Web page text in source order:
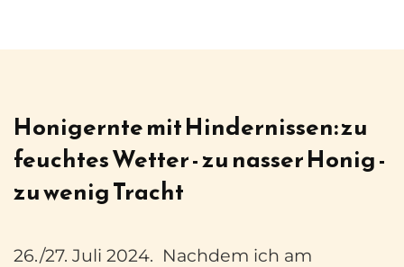
Honigernte mit Hindernissen: zu
feuchtes Wetter - zu nasser Honig -
zu wenig Tracht
26./27. Juli 2024. Nachdem ich am